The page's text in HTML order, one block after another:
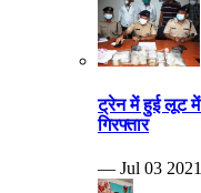
ट्रेन में हुई लूट
गिरफ्तार
— Jul 03 2021